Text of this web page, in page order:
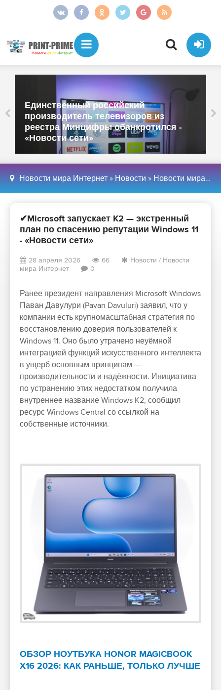
Единственный российский
производитель телевизоров из
реестра Минцифры обанкротился -
«Новости сети»
Новости мира Интернет » Новости » Новости мира Интернет
✔Microsoft запускает K2 — экстренный
план по спасению репутации Windows 11
- «Новости сети»
28 апреля 2026 66 Новости / Новости
мира Интернет
0
Ранее президент направления Microsoft Windows
Паван Давулури (Pavan Davuluri) заявил, что у
компании есть крупномасштабная стратегия по
восстановлению доверия пользователей к
Windows 11. Оно было утрачено неуёмной
интеграцией функций искусственного интеллекта
в ущерб основным принципам —
производительности и надёжности. Инициатива
по устранению этих недостатком получила
внутреннее название Windows K2, сообщил
ресурс Windows Central со ссылкой на
собственные источники.
ОБЗОР НОУТБУКА HONOR MAGICBOOK
X16 2026: КАК РАНЬШЕ, ТОЛЬКО ЛУЧШЕ